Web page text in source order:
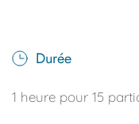
Durée
1 heure pour 15